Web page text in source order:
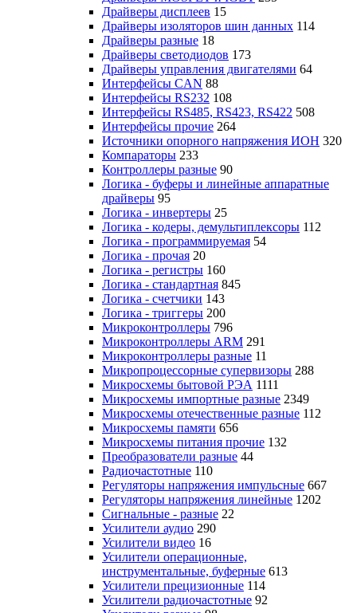
Драйверы дисплеев 15
Драйверы изоляторов шин данных 114
Драйверы разные 18
Драйверы светодиодов 173
Драйверы управления двигателями 64
Интерфейсы CAN 88
Интерфейсы RS232 108
Интерфейсы RS485, RS423, RS422 508
Интерфейсы прочие 264
Источники опорного напряжения ИОН 320
Компараторы 233
Контроллеры разные 90
Логика - буферы и линейные аппаратные
драйверы 95
Логика - инвертеры 25
Логика - кодеры, демультиплексоры 112
Логика - программируемая 54
Логика - прочая 20
Логика - регистры 160
Логика - стандартная 845
Логика - счетчики 143
Логика - триггеры 200
Микроконтроллеры 796
Микроконтроллеры ARM 291
Микроконтроллеры разные 11
Микропроцессорные супервизоры 288
Микросхемы бытовой РЭА 1111
Микросхемы импортные разные 2349
Микросхемы отечественные разные 112
Микросхемы памяти 656
Микросхемы питания прочие 132
Преобразователи разные 44
Радиочастотные 110
Регуляторы напряжения импульсные 667
Регуляторы напряжения линейные 1202
Сигнальные - разные 22
Усилители аудио 290
Усилители видео 16
Усилители операционные,
инструментальные, буферные 613
Усилители прецизионные 114
Усилители радиочастотные 92